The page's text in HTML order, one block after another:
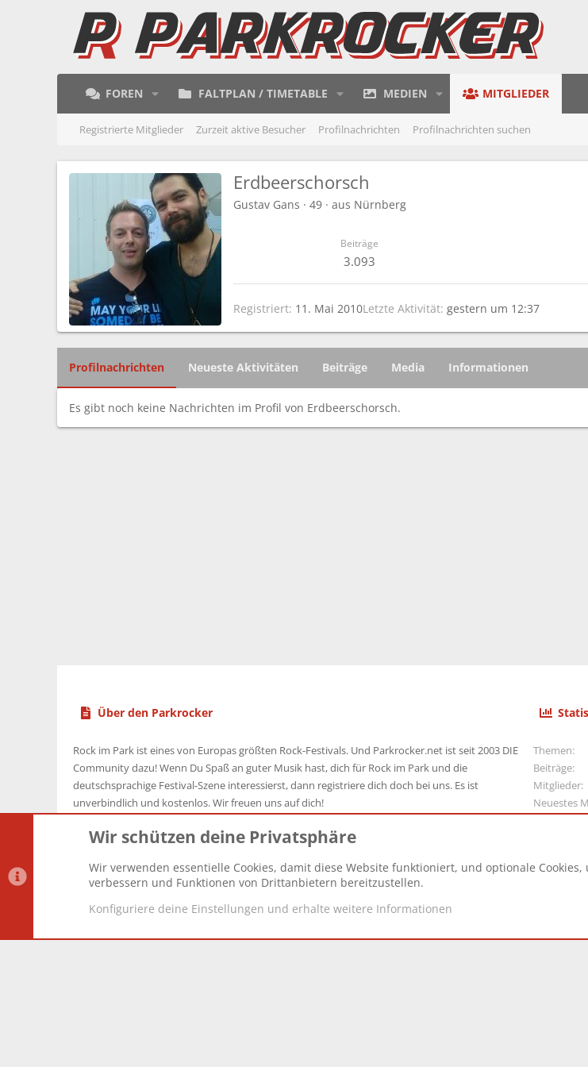
FOREN FALTPLAN / TIMETABLE MEDIEN MITGLIEDER
Registrierte Mitglieder Zurzeit aktive Besucher Profilnachrichten Profilnachrichten suchen
Erdbeerschorsch
Gustav Gans · 49 · aus Nürnberg
Beiträge
3.093
Registriert 11. Mai 2010Letzte Aktivität gestern um 12:37
Profilnachrichten Neueste Aktivitäten Beiträge Media Informationen
Es gibt noch keine Nachrichten im Profil von Erdbeerschorsch.
Über den Parkrocker
Rock im Park ist eines von Europas größten Rock-Festivals. Und Parkrocker.net ist seit 2003 DIE
Community dazu! Wenn Du Spaß an guter Musik hast, dich für Rock im Park und die
deutschsprachige Festival-Szene interessierst, dann registriere dich doch bei uns. Es ist
unverbindlich und kostenlos. Wir freuen uns auf dich!
Themen
Beiträge
Mitglieder
Neuestes
Datenschutz-Einstellungen PR Light Deutsch [Du]
Wir schützen deine Privatsphäre
Wir verwenden essentielle Cookies, damit diese Website funktioniert, und optionale
verbessern und Funktionen von Drittanbietern bereitzustellen.
Konfiguriere deine Einstellungen und erhalte weitere Informationen